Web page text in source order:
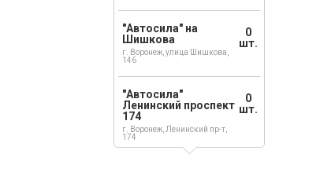
"Автосила" на
Шишкова
г. Воронеж, улица Шишкова,
146
0
шт.
"Автосила"
Ленинский проспект
174
г. Воронеж, Ленинский пр-т,
174
0
шт.